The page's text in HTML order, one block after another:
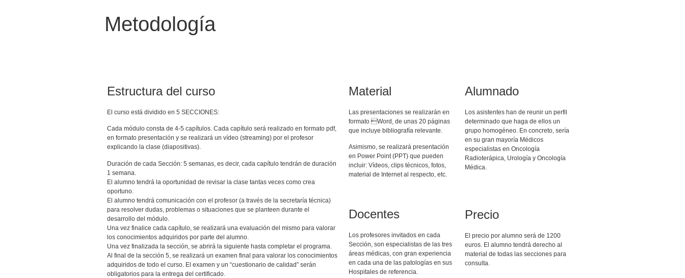
Metodología
Estructura del curso
El curso está dividido en 5 SECCIONES:
Cada módulo consta de 4-5 capítulos. Cada capítulo será realizado en formato pdf,
en formato presentación y se realizará un vídeo (streaming) por el profesor
explicando la clase (diapositivas).
Duración de cada Sección: 5 semanas, es decir, cada capítulo tendrán de duración
1 semana.
El alumno tendrá la oportunidad de revisar la clase tantas veces como crea
oportuno.
El alumno tendrá comunicación con el profesor (a través de la secretaría técnica)
para resolver dudas, problemas o situaciones que se planteen durante el
desarrollo del módulo.
Una vez finalice cada capítulo, se realizará una evaluación del mismo para valorar
los conocimientos adquiridos por parte del alumno.
Una vez finalizada la sección, se abrirá la siguiente hasta completar el programa.
Al final de la sección 5, se realizará un examen final para valorar los conocimientos
adquiridos de todo el curso. El examen y un “cuestionario de calidad” serán
obligatorios para la entrega del certificado.
Material
Las presentaciones se realizarán en
formato Word, de unas 20 páginas
que incluye bibliografía relevante.
Asimismo, se realizará presentación
en Power Point (PPT) que pueden
incluir: Vídeos, clips técnicos, fotos,
material de Internet al respecto, etc.
Docentes
Los profesores invitados en cada
Sección, son especialistas de las tres
áreas médicas, con gran experiencia
en cada una de las patologías en sus
Hospitales de referencia.
Alumnado
Los asistentes han de reunir un perfil
determinado que haga de ellos un
grupo homogéneo. En concreto, sería
en su gran mayoría Médicos
especialistas en Oncología
Radioterápica, Urología y Oncología
Médica.
Precio
El precio por alumno será de 1200
euros. El alumno tendrá derecho al
material de todas las secciones para
consulta.